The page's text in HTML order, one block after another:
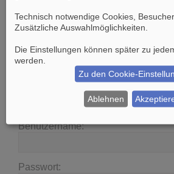
Benutzername:
Passwort:
Technisch notwendige Cookies,
Zusätzliche Auswahlmöglichkeiten
Die Einstellungen können später zu
werden.
Zu den Cookie-
Ablehnen